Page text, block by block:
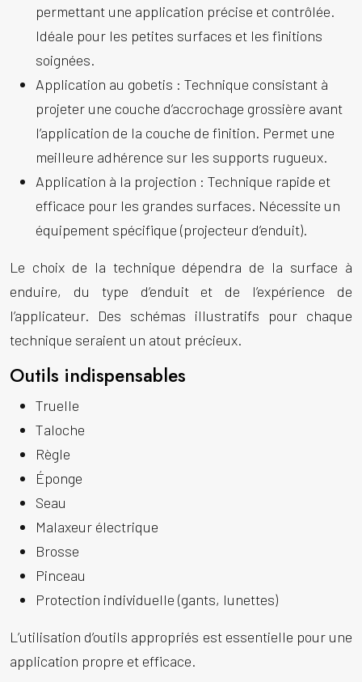
permettant une application précise et contrôlée.
Idéale pour les petites surfaces et les finitions
soignées.
Application au gobetis : Technique consistant à
projeter une couche d’accrochage grossière avant
l’application de la couche de finition. Permet une
meilleure adhérence sur les supports rugueux.
Application à la projection : Technique rapide et
efficace pour les grandes surfaces. Nécessite un
équipement spécifique (projecteur d’enduit).
Le choix de la technique dépendra de la surface à
enduire, du type d’enduit et de l’expérience de
l’applicateur. Des schémas illustratifs pour chaque
technique seraient un atout précieux.
Outils indispensables
Truelle
Taloche
Règle
Éponge
Seau
Malaxeur électrique
Brosse
Pinceau
Protection individuelle (gants, lunettes)
L’utilisation d’outils appropriés est essentielle pour une
application propre et efficace.